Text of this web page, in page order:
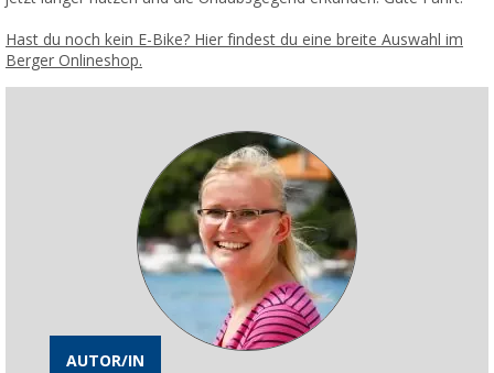
Hast du noch kein E-Bike? Hier findest du eine breite Auswahl im
Berger Onlineshop.
AUTOR/IN